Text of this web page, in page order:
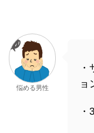
悩める男性
ョ